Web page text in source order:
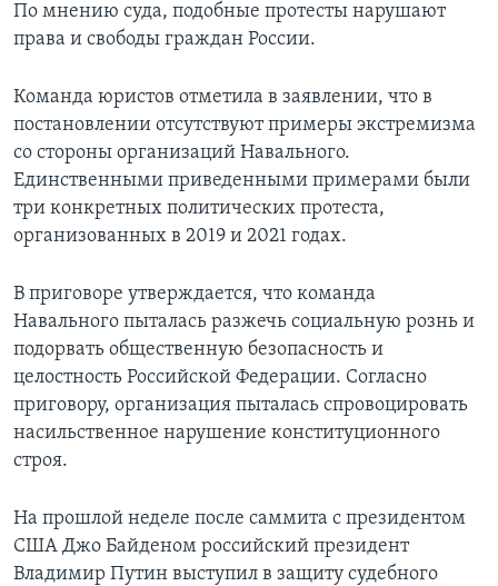
По мнению суда, подобные протесты нарушают
права и свободы граждан России.
Команда юристов отметила в заявлении, что в
постановлении отсутствуют примеры экстремизма
со стороны организаций Навального.
Единственными приведенными примерами были
три конкретных политических протеста,
организованных в 2019 и 2021 годах.
В приговоре утверждается, что команда
Навального пыталась разжечь социальную рознь и
подорвать общественную безопасность и
целостность Российской Федерации. Согласно
приговору, организация пыталась спровоцировать
насильственное нарушение конституционного
строя.
На прошлой неделе после саммита с президентом
США Джо Байденом российский президент
Владимир Путин выступил в защиту судебного